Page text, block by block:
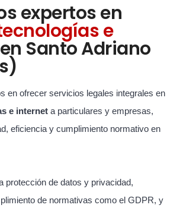
expertos en
e
en Santo Adriano
en ofrecer servicios legales integrales en
e internet a particulares y empresas,
eficiencia y cumplimiento normativo en
protección de datos y privacidad,
de normativas como el GDPR, y